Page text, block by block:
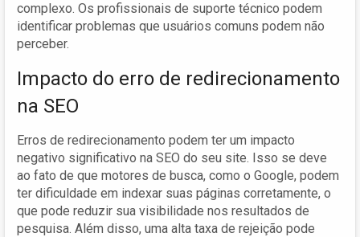
complexo. Os profissionais de suporte técnico podem
identificar problemas que usuários comuns podem não
perceber.
Impacto do erro de redirecionamento
na SEO
Erros de redirecionamento podem ter um impacto
negativo significativo na SEO do seu site. Isso se deve
ao fato de que motores de busca, como o Google, podem
ter dificuldade em indexar suas páginas corretamente, o
que pode reduzir sua visibilidade nos resultados de
pesquisa. Além disso, uma alta taxa de rejeição pode